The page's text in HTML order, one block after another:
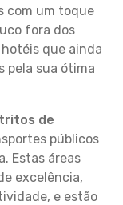
com um toque
fora dos
que ainda
pela sua ótima
de
públicos
Estas áreas
excelência,
e estão